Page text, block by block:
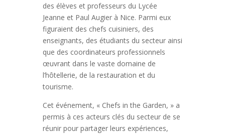
des élèves et professeurs du Lycée
Jeanne et Paul Augier à Nice. Parmi eux
figuraient des chefs cuisiniers, des
enseignants, des étudiants du secteur ainsi
que des coordinateurs professionnels
œuvrant dans le vaste domaine de
l’hôtellerie, de la restauration et du
tourisme.
Cet événement, « Chefs in the Garden, » a
permis à ces acteurs clés du secteur de se
réunir pour partager leurs expériences,